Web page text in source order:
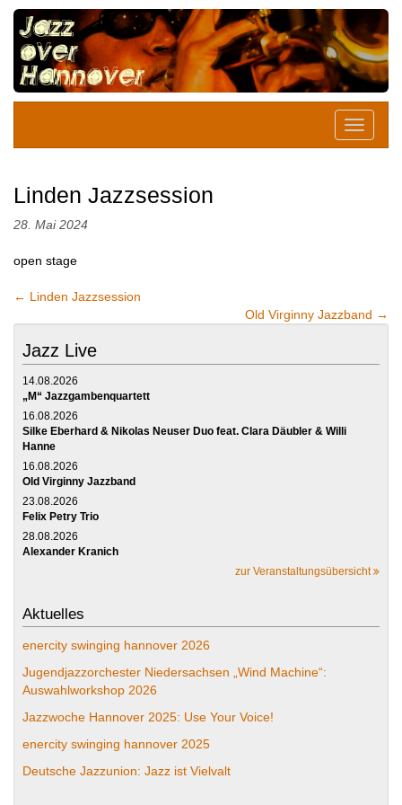
Linden Jazzsession
28. Mai 2024
open stage
← Linden Jazzsession
Old Virginny Jazzband →
Jazz Live
14.08.2026
„M“ Jazzgambenquartett
16.08.2026
Silke Eberhard & Nikolas Neuser Duo feat. Clara Däubler & Willi
Hanne
16.08.2026
Old Virginny Jazzband
23.08.2026
Felix Petry Trio
28.08.2026
Alexander Kranich
zur Veranstaltungsübersicht
Aktuelles
enercity swinging hannover 2026
Jugendjazzorchester Niedersachsen „Wind Machine“:
Auswahlworkshop 2026
Jazzwoche Hannover 2025: Use Your Voice!
enercity swinging hannover 2025
Deutsche Jazzunion: Jazz ist Vielvalt